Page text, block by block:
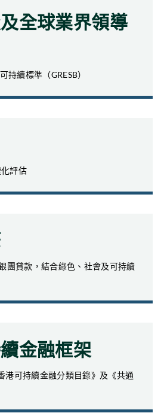
全球業界領導
持續標準（GRESB）
評估
團貸款，結合綠色、社會及可持續
金融框架
港可持續金融分類目錄》及《共通